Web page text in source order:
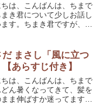
は、こんばんは、ちまで
き君について少しお話し
す。ちまき君ですが、数
と診断されました。あまり
まい一時は危...
だ まさし「風に立つ
あらすじ付き】
は、こんばんは、ちまで
ん暑くなってきて、髪を
ま伸ばすか迷ってます。